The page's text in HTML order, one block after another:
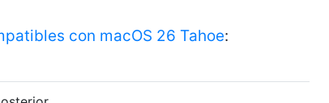
con macOS 26 Tahoe: